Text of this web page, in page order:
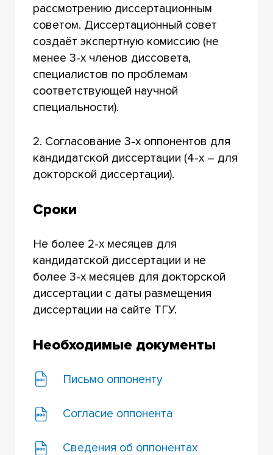
рассмотрению диссертационным
советом. Диссертационный совет
создаёт экспертную комиссию (не
менее 3-х членов диссовета,
специалистов по проблемам
соответствующей научной
специальности).
2. Согласование 3-х оппонентов для
кандидатской диссертации (4-х – для
докторской диссертации).
Сроки
Не более 2-х месяцев для
кандидатской диссертации и не
более 3-х месяцев для докторской
диссертации с даты размещения
диссертации на сайте ТГУ.
Необходимые документы
Письмо оппоненту
Согласие оппонента
Сведения об оппонентах